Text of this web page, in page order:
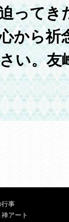
ってき
から祈
い。友
行事
アート